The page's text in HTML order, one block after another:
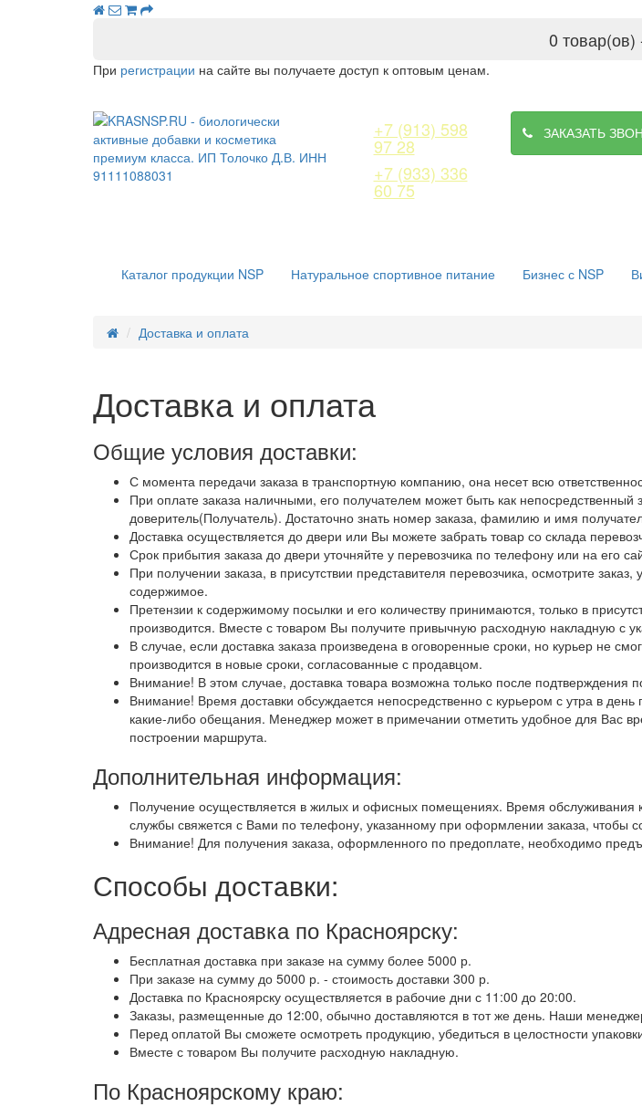
0 товар(ов)
При регистрации на сайте вы получаете доступ к оптовым ценам.
+7 (913) 598
97 28
+7 (933) 336
60 75
ЗАКАЗАТЬ
Каталог продукции NSP
Натуральное спортивное питание Бизнес с NSP
Доставка и оплата
Доставка и оплата
Общие условия доставки:
С момента передачи заказа в транспортную компанию, она несет всю
При оплате заказа наличными, его получателем может быть как непосредственный
доверитель(Получатель). Достаточно знать номер заказа, фамилию и имя
Доставка осуществляется до двери или Вы можете забрать товар со склада
Срок прибытия заказа до двери уточняйте у перевозчика по телефону или на его
При получении заказа, в присутствии представителя перевозчика, осмотрите
содержимое.
Претензии к содержимому посылки и его количеству принимаются, только в
производится. Вместе с товаром Вы получите привычную расходную накладную с
В случае, если доставка заказа произведена в оговоренные сроки, но курьер не
производится в новые сроки, согласованные с продавцом.
Внимание! В этом случае, доставка товара возможна только после подтверждения
Внимание! Время доставки обсуждается непосредственно с курьером с утра в
какие-либо обещания. Менеджер может в примечании отметить удобное для Вас
построении маршрута.
Дополнительная информация:
Получение осуществляется в жилых и офисных помещениях. Время обслуживания
службы свяжется с Вами по телефону, указанному при оформлении заказа, чтобы
Внимание! Для получения заказа, оформленного по предоплате, необходимо
Способы доставки:
Адресная доставка по Красноярску:
Бесплатная доставка при заказе на сумму более 5000 р.
При заказе на сумму до 5000 р. - стоимость доставки 300 р.
Доставка по Красноярску осуществляется в рабочие дни с 11:00 до 20:00.
Заказы, размещенные до 12:00, обычно доставляются в тот же день. Наши
Перед оплатой Вы сможете осмотреть продукцию, убедиться в целостности
Вместе с товаром Вы получите расходную накладную.
По Красноярскому краю: